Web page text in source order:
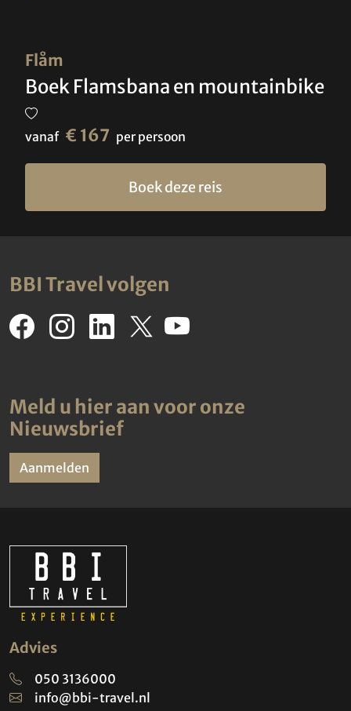
Flåm
Boek Flamsbana en mountainbike
vanaf € 167 per persoon
Boek deze reis
BBI Travel volgen
Meld u hier aan voor onze
Nieuwsbrief
Aanmelden
Advies
050 3136000
info@bbi-travel.nl